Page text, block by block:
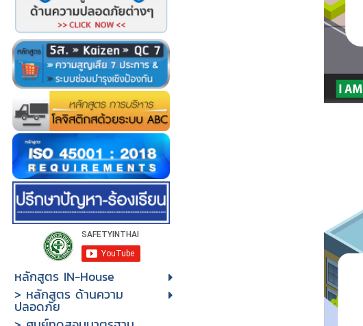
หลักสูตร IN-House
> หลักสูตร ด้านความ
ปลอดภัย